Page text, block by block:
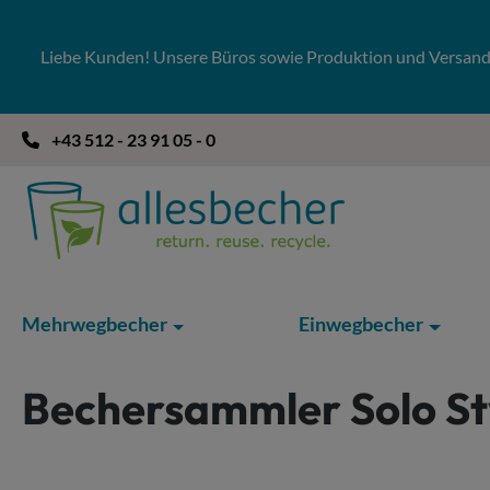
Liebe Kunden! Unsere Büros sowie Produktion und
+43 512 - 23 91 05 - 0
Mehrwegbecher Einwegbecher
Bechersammler Solo